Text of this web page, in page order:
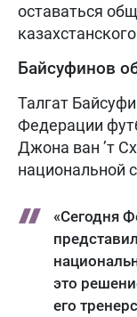
оставаться
Байсуфинов
Талгат
Федерации
Джона ван ’т
национальной
«Сегодня
это
его